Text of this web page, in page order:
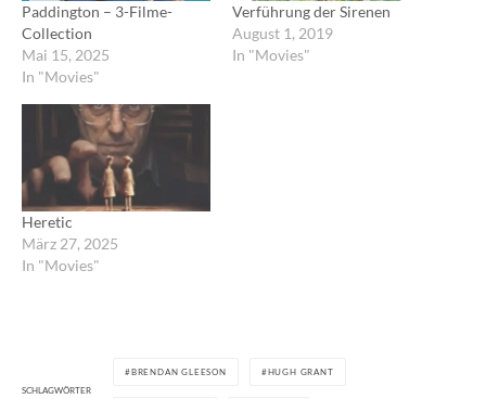
Paddington – 3-Filme-
Collection
Mai 15, 2025
In "Movies"
Verführung der Sirenen
August 1, 2019
In "Movies"
Heretic
März 27, 2025
In "Movies"
SCHLAGWÖRTER
BRENDAN GLEESON HUGH GRANT